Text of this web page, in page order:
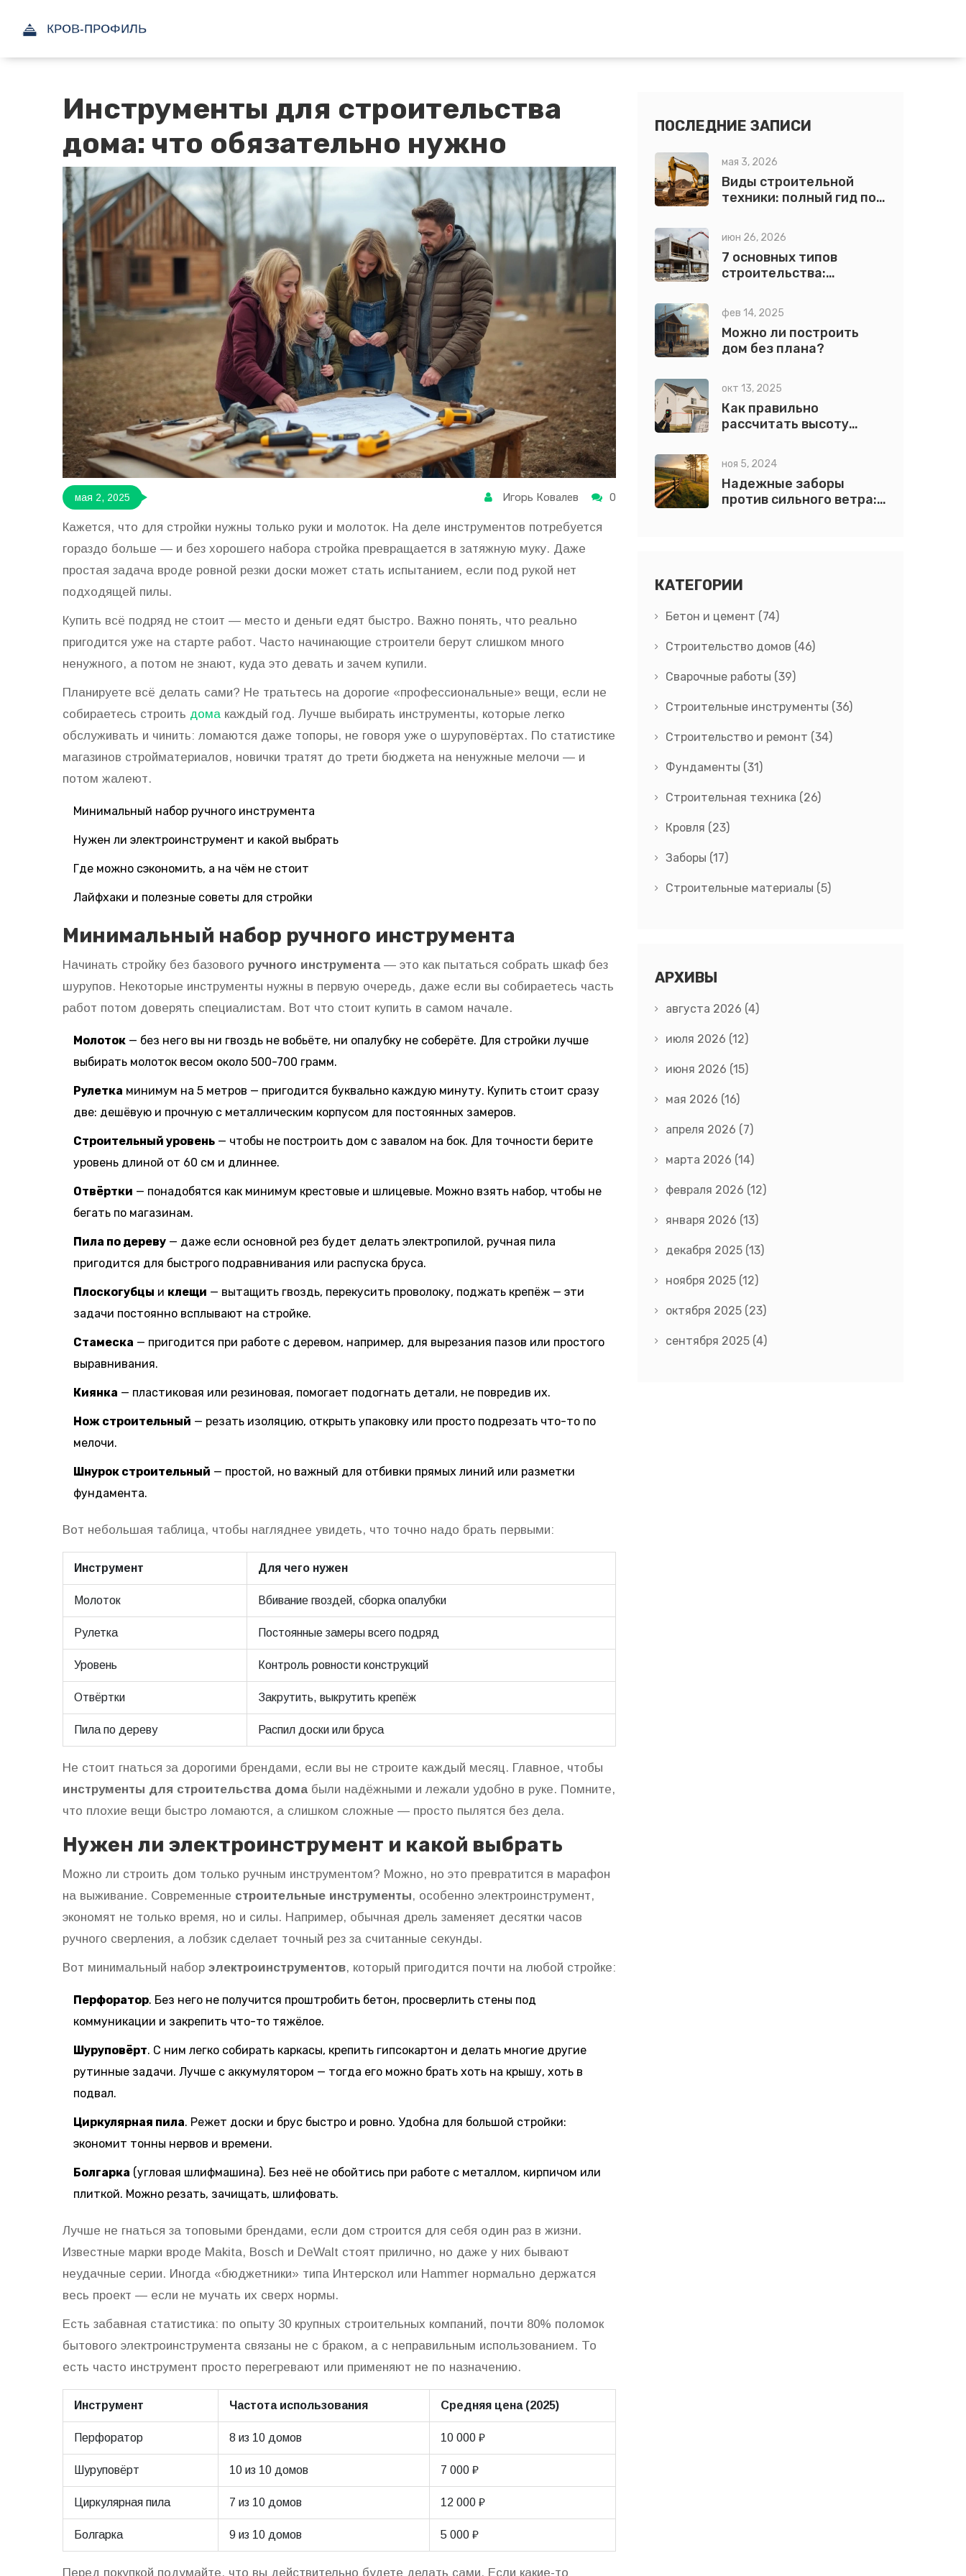
Инструменты для строительства
дома: что обязательно нужно
мая 2, 2025 Игорь Ковалев 0
Кажется, что для стройки нужны только руки и молоток. На деле инструментов потребуется
гораздо больше — и без хорошего набора стройка превращается в затяжную муку. Даже
простая задача вроде ровной резки доски может стать испытанием, если под рукой нет
подходящей пилы.
Купить всё подряд не стоит — место и деньги едят быстро. Важно понять, что реально
пригодится уже на старте работ. Часто начинающие строители берут слишком много
ненужного, а потом не знают, куда это девать и зачем купили.
Планируете всё делать сами? Не тратьтесь на дорогие «профессиональные» вещи, если не
собираетесь строить дома каждый год. Лучше выбирать инструменты, которые легко
обслуживать и чинить: ломаются даже топоры, не говоря уже о шуруповёртах. По статистике
магазинов стройматериалов, новички тратят до трети бюджета на ненужные мелочи — и
потом жалеют.
Минимальный набор ручного инструмента
Нужен ли электроинструмент и какой выбрать
Где можно сэкономить, а на чём не стоит
Лайфхаки и полезные советы для стройки
Минимальный набор ручного инструмента
Начинать стройку без базового ручного инструмента— это как пытаться собрать шкаф без
шурупов. Некоторые инструменты нужны в первую очередь, даже если вы собираетесь часть
работ потом доверять специалистам. Вот что стоит купить в самом начале.
Молоток — без него вы ни гвоздь не вобьёте, ни опалубку не соберёте. Для стройки лучше
выбирать молоток весом около 500-700 грамм.
Рулетка минимум на 5 метров — пригодится буквально каждую минуту. Купить стоит сразу
две: дешёвую и прочную с металлическим корпусом для постоянных замеров.
Строительный уровень — чтобы не построить дом с завалом на бок. Для точности берите
уровень длиной от 60 см и длиннее.
Отвёртки — понадобятся как минимум крестовые и шлицевые. Можно взять набор, чтобы не
бегать по магазинам.
Пила по дереву — даже если основной рез будет делать электропилой, ручная пила
пригодится для быстрого подравнивания или распуска бруса.
Плоскогубцы и клещи — вытащить гвоздь, перекусить проволоку, поджать крепёж — эти
задачи постоянно всплывают на стройке.
Стамеска — пригодится при работе с деревом, например, для вырезания пазов или простого
выравнивания.
Киянка — пластиковая или резиновая, помогает подогнать детали, не повредив их.
Нож строительный — резать изоляцию, открыть упаковку или просто подрезать что-то по
мелочи.
Шнурок строительный — простой, но важный для отбивки прямых линий или разметки
фундамента.
Вот небольшая таблица, чтобы нагляднее увидеть, что точно надо брать первыми:
Инструмент Для чего нужен
Молоток Вбивание гвоздей, сборка опалубки
Рулетка Постоянные замеры всего подряд
Уровень Контроль ровности конструкций
Отвёртки Закрутить, выкрутить крепёж
Пила по дереву Распил доски или бруса
Не стоит гнаться за дорогими брендами, если вы не строите каждый месяц. Главное, чтобы
инструменты для строительства домабыли надёжными и лежали удобно в руке. Помните,
что плохие вещи быстро ломаются, а слишком сложные — просто пылятся без дела.
Нужен ли электроинструмент и какой выбрать
Можно ли строить дом только ручным инструментом? Можно, но это превратится в марафон
на выживание. Современные строительные инструменты, особенно электроинструмент,
экономят не только время, но и силы. Например, обычная дрель заменяет десятки часов
ручного сверления, а лобзик сделает точный рез за считанные секунды.
Вот минимальный набор электроинструментов, который пригодится почти на любой стройке:
Перфоратор. Без него не получится проштробить бетон, просверлить стены под
коммуникации и закрепить что-то тяжёлое.
Шуруповёрт. С ним легко собирать каркасы, крепить гипсокартон и делать многие другие
рутинные задачи. Лучше с аккумулятором — тогда его можно брать хоть на крышу, хоть в
подвал.
Циркулярная пила. Режет доски и брус быстро и ровно. Удобна для большой стройки:
экономит тонны нервов и времени.
Болгарка (угловая шлифмашина). Без неё не обойтись при работе с металлом, кирпичом или
плиткой. Можно резать, зачищать, шлифовать.
Лучше не гнаться за топовыми брендами, если дом строится для себя один раз в жизни.
Известные марки вроде Makita, Bosch и DeWalt стоят прилично, но даже у них бывают
неудачные серии. Иногда «бюджетники» типа Интерскол или Hammer нормально держатся
весь проект — если не мучать их сверх нормы.
Есть забавная статистика: по опыту 30 крупных строительных компаний, почти 80% поломок
бытового электроинструмента связаны не с браком, а с неправильным использованием. То
есть часто инструмент просто перегревают или применяют не по назначению.
Инструмент Частота использования Средняя цена (2025)
Перфоратор 8 из 10 домов 10 000 ₽
Шуруповёрт 10 из 10 домов 7 000 ₽
Циркулярная пила 7 из 10 домов 12 000 ₽
Болгарка 9 из 10 домов 5 000 ₽
Перед покупкой подумайте, что вы действительно будете делать сами. Если какие-то
ПОСЛЕДНИЕ ЗАПИСИ
мая 3, 2026
Виды строительной
техники: полный гид по
выбору
июн 26, 2026
7 основных типов
строительства:
материалы и
технологии возведения
зданий
фев 14, 2025
Можно ли построить
дом без плана?
окт 13, 2025
Как правильно
рассчитать высоту
пошаговый гид
ноя 5, 2024
Надежные заборы
против сильного ветра:
КАТЕГОРИИ
Бетон и цемент (74)
Строительство домов (46)
Сварочные работы (39)
Строительные инструменты (36)
Строительство и ремонт (34)
Фундаменты (31)
Строительная техника (26)
Кровля (23)
Заборы (17)
Строительные материалы (5)
АРХИВЫ
августа 2026 (4)
июля 2026 (12)
июня 2026 (15)
мая 2026 (16)
апреля 2026 (7)
марта 2026 (14)
февраля 2026 (12)
января 2026 (13)
декабря 2025 (13)
ноября 2025 (12)
октября 2025 (23)
сентября 2025 (4)